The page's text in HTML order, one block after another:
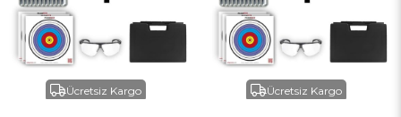
Ücretsiz Kargo Ücretsiz Kargo